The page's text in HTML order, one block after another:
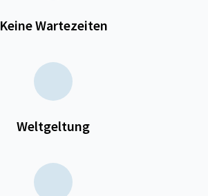
Keine Wartezeiten
Weltgeltung